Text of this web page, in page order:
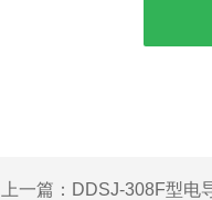
上一篇： DDSJ-308F型电